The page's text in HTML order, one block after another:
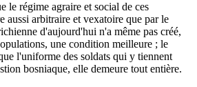
le régime agraire et social de ces
aussi arbitraire et vexatoire que par le
d'aujourd'hui n'a même pas créé,
une condition meilleure ; le
l'uniforme des soldats qui y tiennent
bosniaque, elle demeure tout entière.